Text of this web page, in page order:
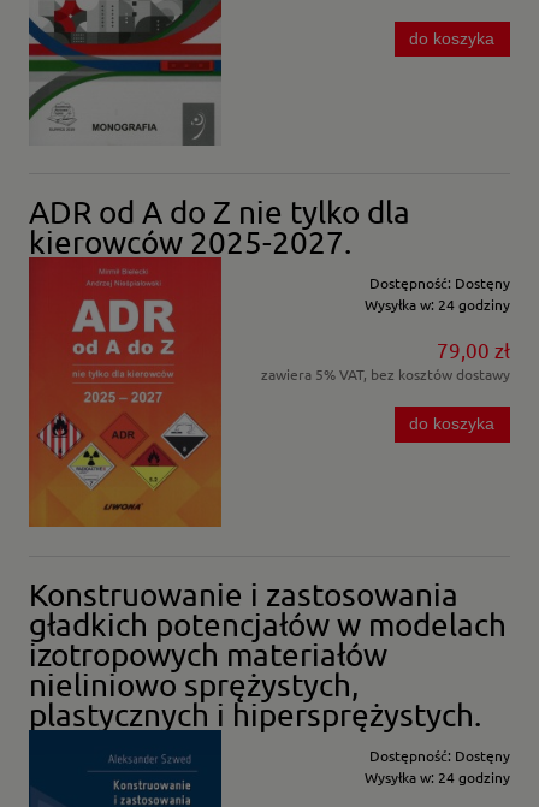
do koszyka
ADR od A do Z nie tylko dla
kierowców 2025-2027.
Dostępność: Dostęny
Wysyłka w: 24 godziny
79,00 zł
zawiera 5% VAT, bez kosztów dostawy
do koszyka
Konstruowanie i zastosowania
gładkich potencjałów w modelach
izotropowych materiałów
nieliniowo sprężystych,
plastycznych i hipersprężystych.
Dostępność: Dostęny
Wysyłka w: 24 godziny